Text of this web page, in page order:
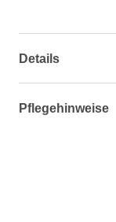
Details
Pflegehinweise